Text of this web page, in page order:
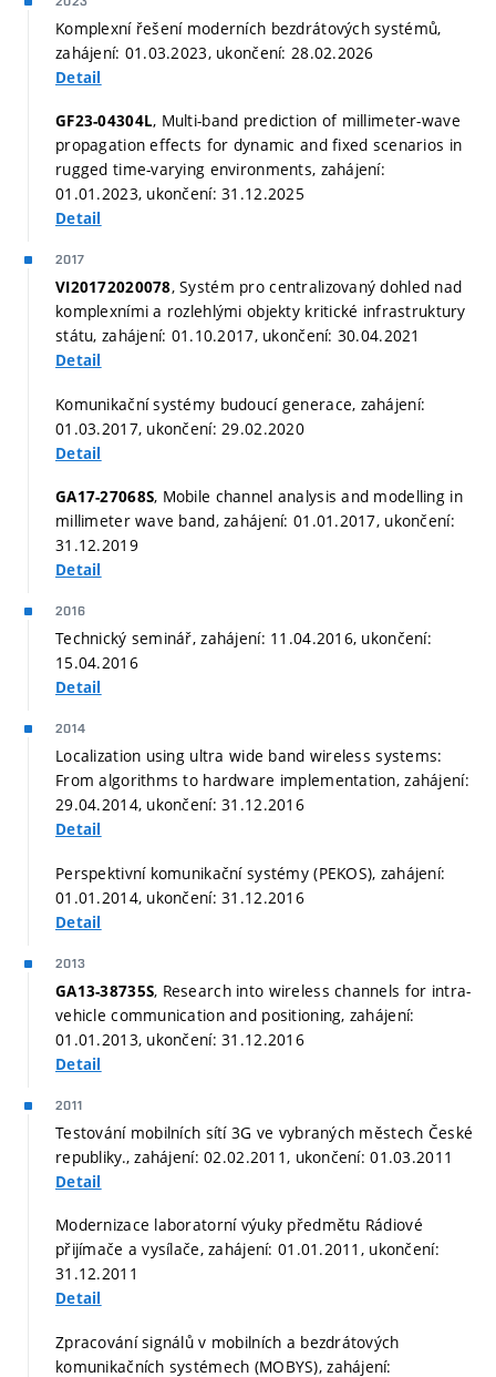
Komplexní řešení moderních bezdrátových systémů,
zahájení: 01.03.2023, ukončení: 28.02.2026
Detail
GF23-04304L, Multi-band prediction of millimeter-wave
propagation effects for dynamic and fixed scenarios in
rugged time-varying environments, zahájení:
01.01.2023, ukončení: 31.12.2025
Detail
2017
VI20172020078, Systém pro centralizovaný dohled nad
komplexními a rozlehlými objekty kritické infrastruktury
státu, zahájení: 01.10.2017, ukončení: 30.04.2021
Detail
Komunikační systémy budoucí generace, zahájení:
01.03.2017, ukončení: 29.02.2020
Detail
GA17-27068S, Mobile channel analysis and modelling in
millimeter wave band, zahájení: 01.01.2017, ukončení:
31.12.2019
Detail
2016
Technický seminář, zahájení: 11.04.2016, ukončení:
15.04.2016
Detail
2014
Localization using ultra wide band wireless systems:
From algorithms to hardware implementation, zahájení:
29.04.2014, ukončení: 31.12.2016
Detail
Perspektivní komunikační systémy (PEKOS), zahájení:
01.01.2014, ukončení: 31.12.2016
Detail
2013
GA13-38735S, Research into wireless channels for intra-
vehicle communication and positioning, zahájení:
01.01.2013, ukončení: 31.12.2016
Detail
2011
Testování mobilních sítí 3G ve vybraných městech České
republiky., zahájení: 02.02.2011, ukončení: 01.03.2011
Detail
Modernizace laboratorní výuky předmětu Rádiové
přijímače a vysílače, zahájení: 01.01.2011, ukončení:
31.12.2011
Detail
Zpracování signálů v mobilních a bezdrátových
komunikačních systémech (MOBYS), zahájení: